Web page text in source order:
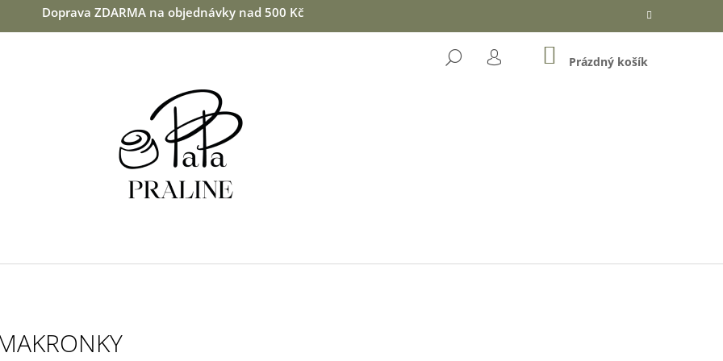
Doprava ZDARMA na objednávky nad 500 Kč
HLEDAT
PŘIHLÁŠENÍ
NÁKUPNÍ
KOŠÍK
Prázdný košík
CO POTŘEBUJETE NAJÍT?
HLEDAT
V BÍLÉ ČOKOLÁDĚ S KOKOSEM